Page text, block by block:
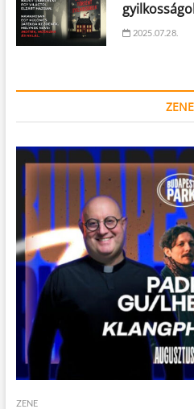
2025.07.28.
ZENE
ZENE